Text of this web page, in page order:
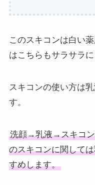
このスキコンは白い
はこちらもサラサラに
スキコンの使い方は
す。
洗顔→乳液→スキコン
のスキコンに関して
すめします。